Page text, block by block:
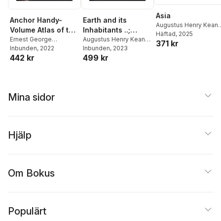
Anchor Handy-
Volume Atlas of the
World
Ernest George
Ravenstein
Inbunden, 2022
442 kr
Earth and its
Inhabitants ..;
Volume 1
Augustus Henry Keane ,
Elisée Reclus,Ernest
George Ravenstein
Inbunden, 2023
499 kr
Asia
Augustus Henry
Elisã(c)E Reclus
George Ravenstein
Häftad, 2025
371 kr
Mina sidor
Hjälp
Om Bokus
Populärt